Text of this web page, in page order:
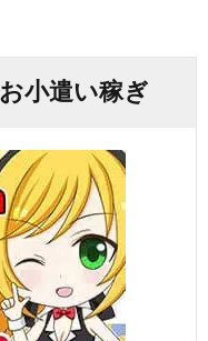
小遣い稼ぎ